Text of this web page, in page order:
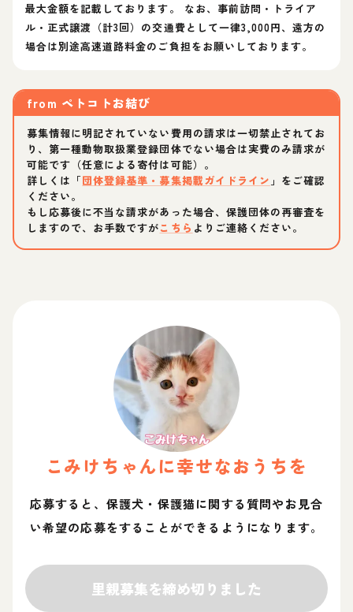
最大金額を記載しております。 なお、事前訪問・トライア
ル・正式譲渡（計3回）の交通費として一律3,000円、遠方の
場合は別途高速道路料金のご負担をお願いしております。
from ペトコトお結び
募集情報に明記されていない費用の請求は一切禁止されてお
り、第一種動物取扱業登録団体でない場合は実費のみ請求が
可能です（任意による寄付は可能）。
詳しくは「団体登録基準・募集掲載ガイドライン 」をご確認
ください。
もし応募後に不当な請求があった場合、保護団体の再審査を
しますので、お手数ですがこちら よりご連絡ください。
こみけちゃんに幸せなおうちを
応募すると、保護犬・保護猫に関する質問やお見合
い希望の応募をすることができるようになります。
里親募集を締め切りました